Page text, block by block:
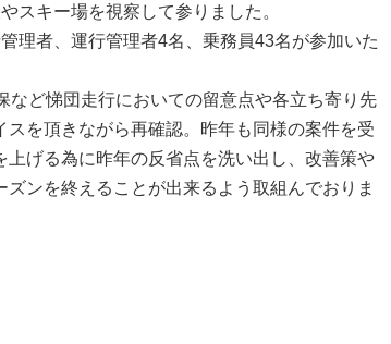
スキー場を視察して参りました。
理者、運行管理者4名、乗務員43名が参加いた
ど悌団走行においての留意点や各立ち寄り先
を頂きながら再確認。昨年も同様の案件を受
げる為に昨年の反省点を洗い出し、改善策や
ンを終えることが出来るよう取組んでおりま